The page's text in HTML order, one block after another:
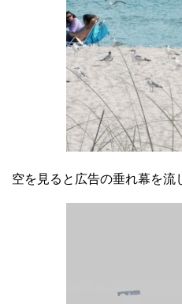
空を見ると広告の垂れ幕を流